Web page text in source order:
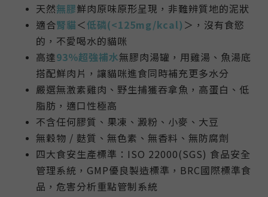
天然無膠鮮肉原味原形呈現，非難辨質地的泥狀
適合腎貓＜低磷(<125mg/kcal) ＞，沒有食慾
的，不愛喝水的貓咪
高達93％超強補水無膠肉湯罐，用雞湯、魚湯底
搭配鮮肉片，讓貓咪進食同時補充更多水分
嚴選無激素雞肉、野生捕獲吞拿魚，高蛋白、低
脂肪，適口性極高
不含任何膠質、果凍、澱粉、小麥、大豆
無穀物 / 麩質、無色素、無香料、無防腐劑
四大食安生產標準：ISO 22000(SGS) 食品安全
管理系統，GMP優良製造標準，BRC國際標準食
品，危害分析重點管制系統